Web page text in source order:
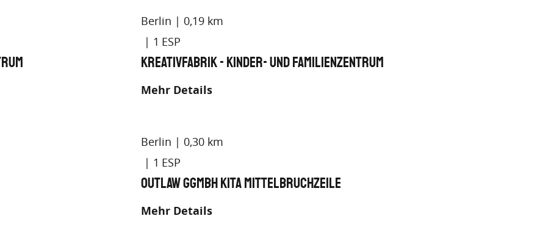
Berlin
0,19 km
1
KreativFabrik - Kinder- und Familienzentrum
Mehr Details
Berlin
0,30 km
1
Outlaw gGmbH Kita Mittelbruchzeile
Mehr Details